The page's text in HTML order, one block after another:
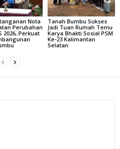
Nota
Perubahan
2026, Perkuat
Tanah Bumbu Sukses
Jadi Tuan Rumah Temu
Karya Bhakti Sosial PSM
Ke-23 Kalimantan
Selatan